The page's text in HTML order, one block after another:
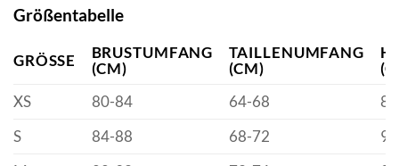
Größentabelle
GRÖSSE
BRUSTUMFANG
(CM)
TAILLENUMFANG
(CM)
XS
80-84 64-68
S
84-88 68-72